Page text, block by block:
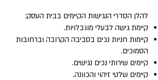
להלן הסדרי הנגישות הקיימים בבית העסק:
קיימת גישה לבעלי מוגבלויות.
קיימות חניות נכים בסביבה הקרובה וברחובות
הסמוכים.
קיימים שירותי נכים נגישים.
קיימים שלטי זיהוי והכוונה.